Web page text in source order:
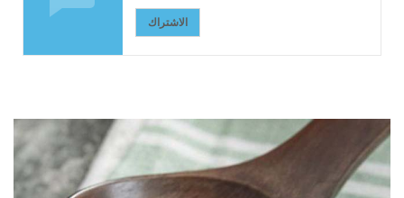
الاشتراك